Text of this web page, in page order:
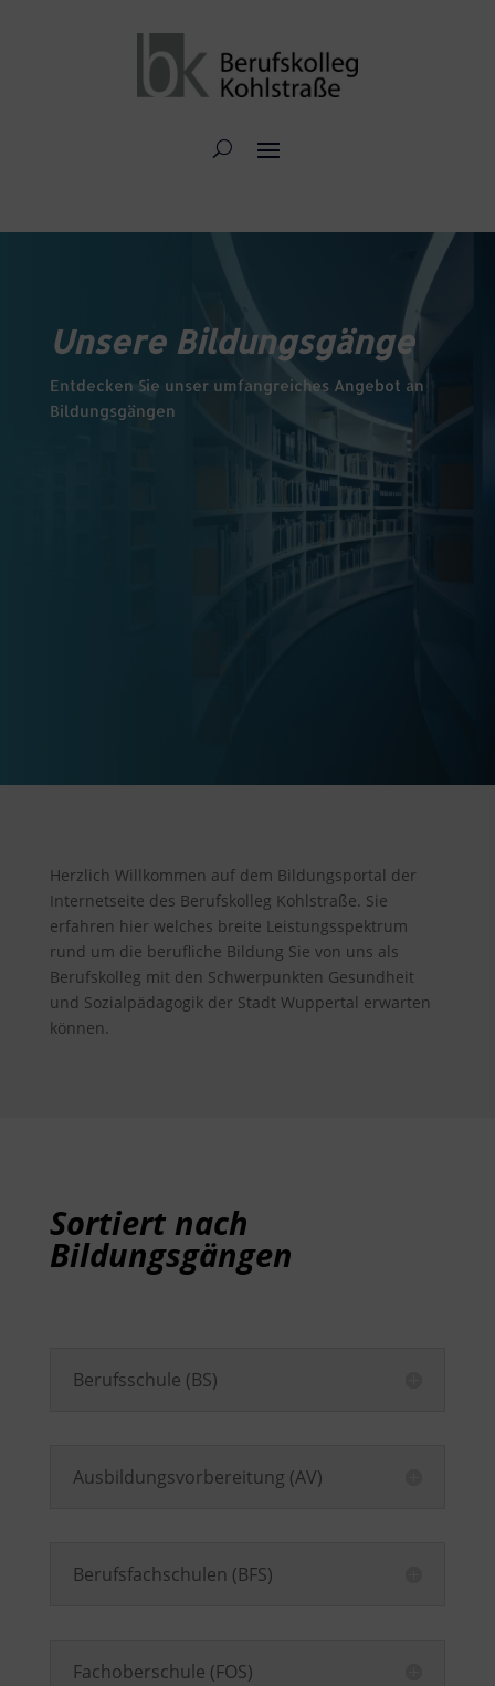
Unsere Bildungsgänge
Entdecken Sie unser umfangreiches Angebot an
Bildungsgängen
Herzlich Willkommen auf dem Bildungsportal der
Internetseite des Berufskolleg Kohlstraße. Sie
erfahren hier welches breite Leistungsspektrum
rund um die berufliche Bildung Sie von uns als
Berufskolleg mit den Schwerpunkten Gesundheit
und Sozialpädagogik der Stadt Wuppertal erwarten
können.
Sortiert nach
Bildungsgängen
Berufsschule (BS)
Ausbildungsvorbereitung (AV)
Berufsfachschulen (BFS)
Fachoberschule (FOS)